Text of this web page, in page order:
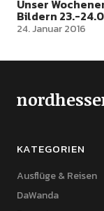
Unser
Bildern 23.-
24. Januar 2016
KATEGORIEN
Ausflüge & Reisen
DaWanda